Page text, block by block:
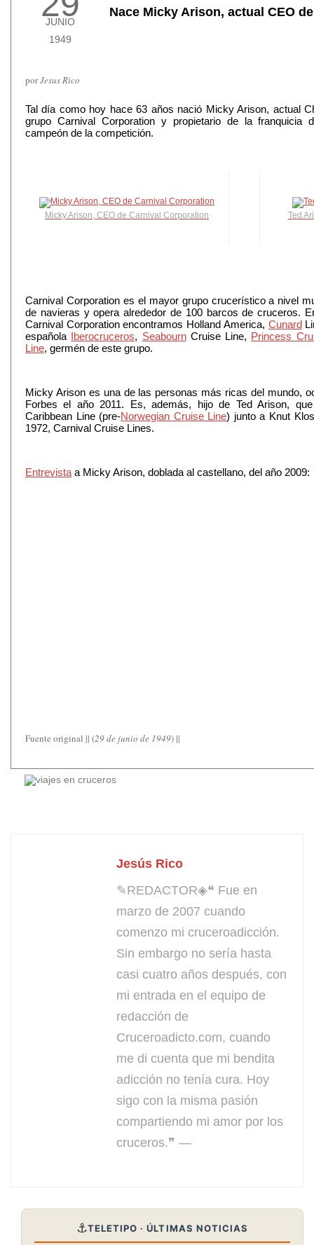
JUNIO
1949
Nace Micky Arison, actual CEO
porJesus Rico
Tal día como hoy hace 63 años nació Micky Arison, actual
grupo Carnival Corporation y propietario de la
campeón de la competición.
Micky Arison, CEO de Carnival Corporation Ted
Carnival Corporation es el mayor grupo crucerístico a nivel
de navieras y opera alrededor de 100 barcos de cruceros.
Carnival Corporation encontramos Holland America, Cunard
española Iberocruceros, SeabournCruise Line, Princess
Line, germén de este grupo.
Micky Arison es una de las personas más ricas del mundo,
Forbes el año 2011. Es, además, hijo de Ted Arison,
Caribbean Line (pre-Norwegian Cruise Line) junto a Knut
1972, Carnival Cruise Lines.
Entrevista a Micky Arison, doblada al castellano, del año 2009:
Fuente original || (29 de junio de 1949) ||
Jesús Rico
✎REDACTOR◈❝ Fue en
marzo de 2007 cuando
comenzo mi cruceroadicción.
Sin embargo no sería hasta
casi cuatro años después, con
mi entrada en el equipo de
redacción de
Cruceroadicto.com, cuando
me di cuenta que mi bendita
adicción no tenía cura. Hoy
sigo con la misma pasión
compartiendo mi amor por los
cruceros.❞ —
⚓TELETIPO · ÚLTIMAS NOTICIAS